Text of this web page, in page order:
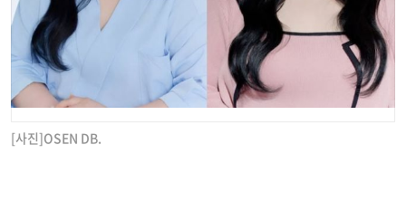
[사진]OSEN DB.